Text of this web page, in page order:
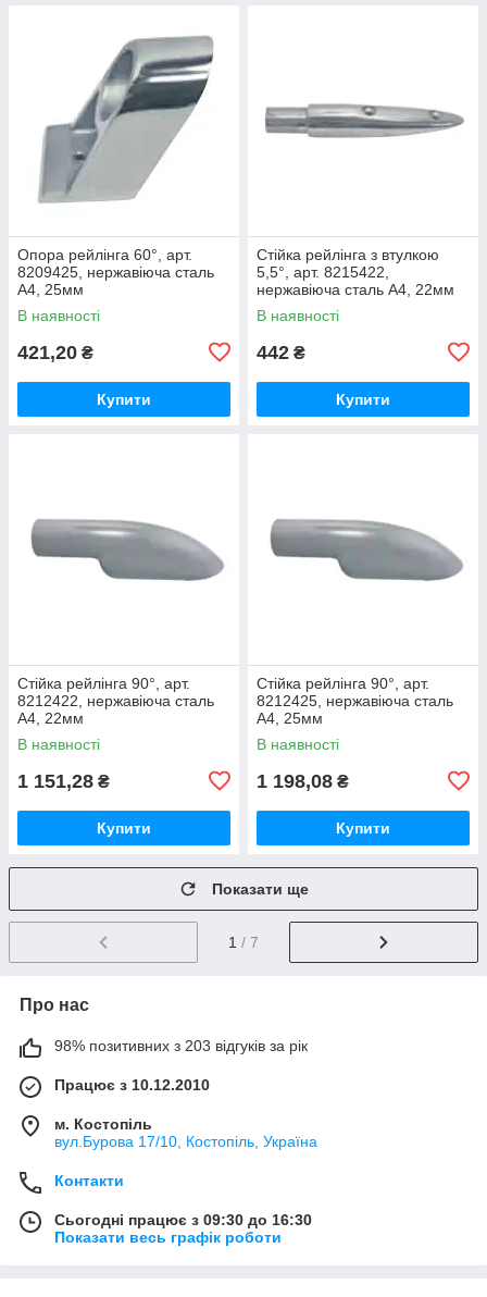
Опора рейлінга 60°, арт.
8209425, нержавіюча сталь
А4, 25мм
В наявності
421,20 ₴
Купити
Стійка рейлінга з втулкою
5,5°, арт. 8215422,
нержавіюча сталь А4, 22мм
В наявності
442 ₴
Купити
Стійка рейлінга 90°, арт.
8212422, нержавіюча сталь
А4, 22мм
В наявності
1 151,28 ₴
Купити
Стійка рейлінга 90°, арт.
8212425, нержавіюча сталь
А4, 25мм
В наявності
1 198,08 ₴
Купити
Показати ще
1 / 7
Про нас
98% позитивних з 203 відгуків за рік
Працює з 10.12.2010
м. Костопіль
вул.Бурова 17/10, Костопіль, Україна
Контакти
Сьогодні працює з 09:30 до 16:30
Показати весь графік роботи